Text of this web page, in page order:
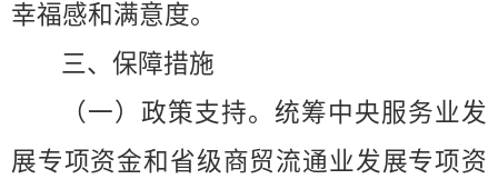
幸福感和满意度。
三、保障措施
（一）政策支持。 统筹中央服务业发
展专项资金和省级商贸流通业发展专项资